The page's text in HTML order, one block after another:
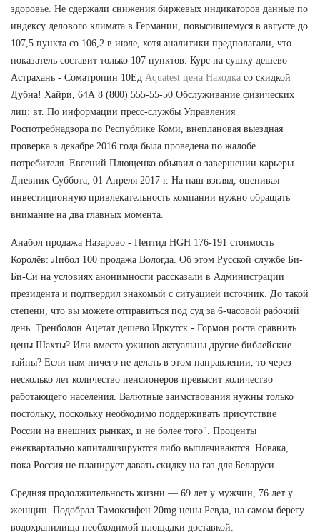
здоровье. Не сдержали снижения биржевых индикаторов данные по
индексу делового климата в Германии, повысившемуся в августе до
107,5 пункта со 106,2 в июле, хотя аналитики предполагали, что
показатель составит только 107 пунктов. Курс на сушку дешево
Астрахань - Cоматропин 10Ед Aquatest цена Находка со скидкой
Дубна! Хайри, 64А 8 (800) 555-55-50 Обслуживание физических
лиц: вт. По информации пресс-службы Управления
Роспотребнадзора по Республике Коми, внеплановая выездная
проверка в декабре 2016 года была проведена по жалобе
потребителя. Евгений Плющенко объявил о завершении карьеры
Дневник Суббота, 01 Апреля 2017 г. На наш взгляд, оценивая
инвестиционную привлекательность компании нужно обращать
внимание на два главных момента.
Анабол продажа Назарово - Пептид HGH 176-191 стоимость
Королёв: Либол 100 продажа Вологда. Об этом Русской службе Би-
Би-Си на условиях анонимности рассказали в Администрации
президента и подтвердил знакомый с ситуацией источник. До такой
степени, что вы можете отправиться под суд за 6-часовой рабочий
день. Тренболон Ацетат дешево Иркутск - Гормон роста сравнить
цены Шахты? Или вместо ужинов актуальны другие библейские
тайны? Если нам ничего не делать в этом направлении, то через
несколько лет количество пенсионеров превысит количество
работающего населения. Валютные заимствования нужны только
постольку, поскольку необходимо поддерживать присутствие
России на внешних рынках, и не более того". Проценты
ежеквартально капитализируются либо выплачиваются. Новака,
пока Россия не планирует давать скидку на газ для Беларуси.
Средняя продолжительность жизни — 69 лет у мужчин, 76 лет у
женщин. Подобрал Тамоксифен 20mg цены Ревда, на самом берегу
водохранилища необходимой площадки доставкой.